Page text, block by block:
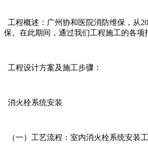
工程概述：广州协和医院消防维保，从
保。在此期间，通过我们工程施工的各项
工程设计方案及施工步骤：
消火栓系统安装
（一）工艺流程：室内消火栓系统安